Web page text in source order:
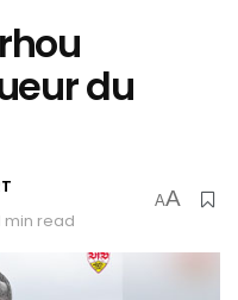
du
min read
AA